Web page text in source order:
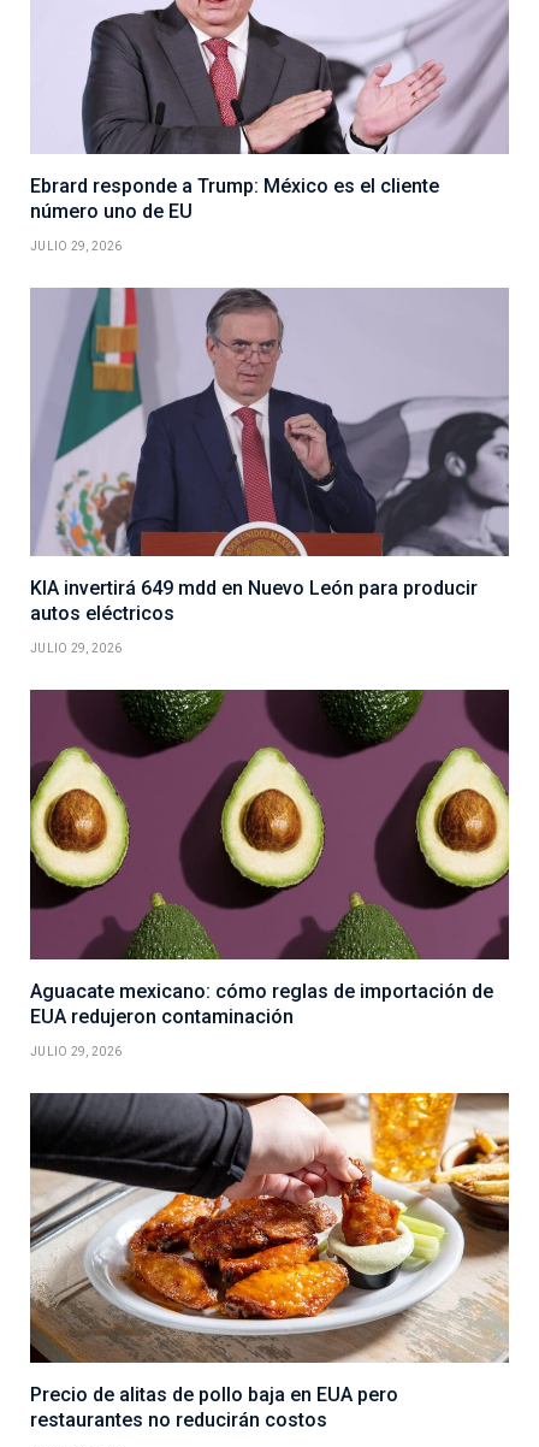
Ebrard responde a Trump: México es el cliente
número uno de EU
JULIO 29, 2026
KIA invertirá 649 mdd en Nuevo León para producir
autos eléctricos
JULIO 29, 2026
Aguacate mexicano: cómo reglas de importación de
EUA redujeron contaminación
JULIO 29, 2026
Precio de alitas de pollo baja en EUA pero
restaurantes no reducirán costos